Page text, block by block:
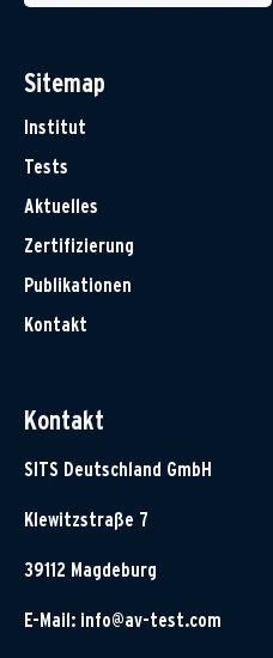
Sitemap
Institut
Tests
Aktuelles
Zertifizierung
Publikationen
Kontakt
Kontakt
SITS Deutschland GmbH
Klewitzstraße 7
39112 Magdeburg
E-Mail: info@av-test.com